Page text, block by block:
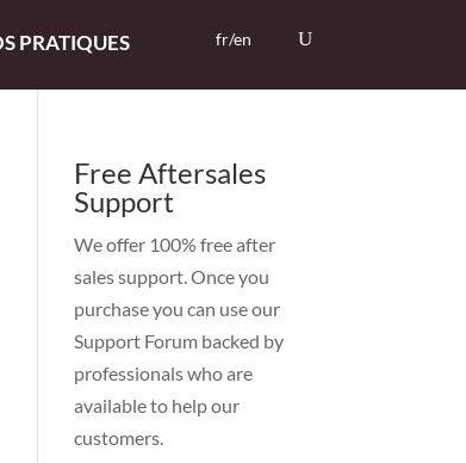
PRATIQUES fr/en
Free Aftersales
Support
We offer 100% free after
sales support. Once you
purchase you can use our
Support Forum backed by
professionals who are
available to help our
customers.